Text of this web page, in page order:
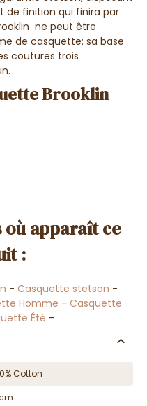
de finition qui finira par
ne peut être
de casquette: sa base
coutures trois
Brooklin
apparaît ce
:
- Casquette stetson -
Homme - Casquette
Été -
Cotton